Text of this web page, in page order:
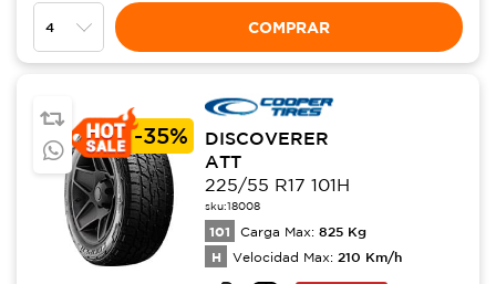
COMPRAR
-35%
DISCOVERER
ATT
225/55 R17 101H
sku:18008
101 Carga Max: 825 Kg
H Velocidad Max: 210 Km/h